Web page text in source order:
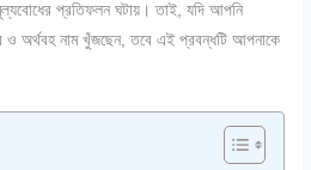
মূল্যবোধের প্রতিফলন ঘটায়। তাই, যদি আপনি
অর্থবহ নাম খুঁজছেন, তবে এই প্রবন্ধটি আপনাকে